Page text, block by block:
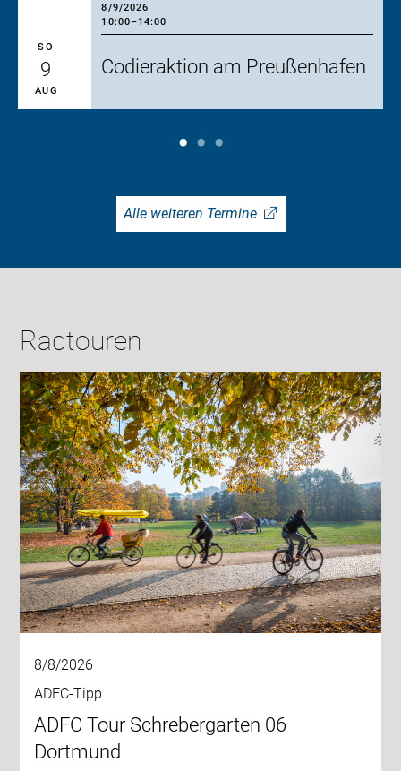
8/9/2026
10:00–14:00
SO
9
AUG
Codieraktion am Preußenhafen
Alle weiteren Termine
Radtouren
8/8/2026
ADFC-Tipp
ADFC Tour Schrebergarten 06
Dortmund